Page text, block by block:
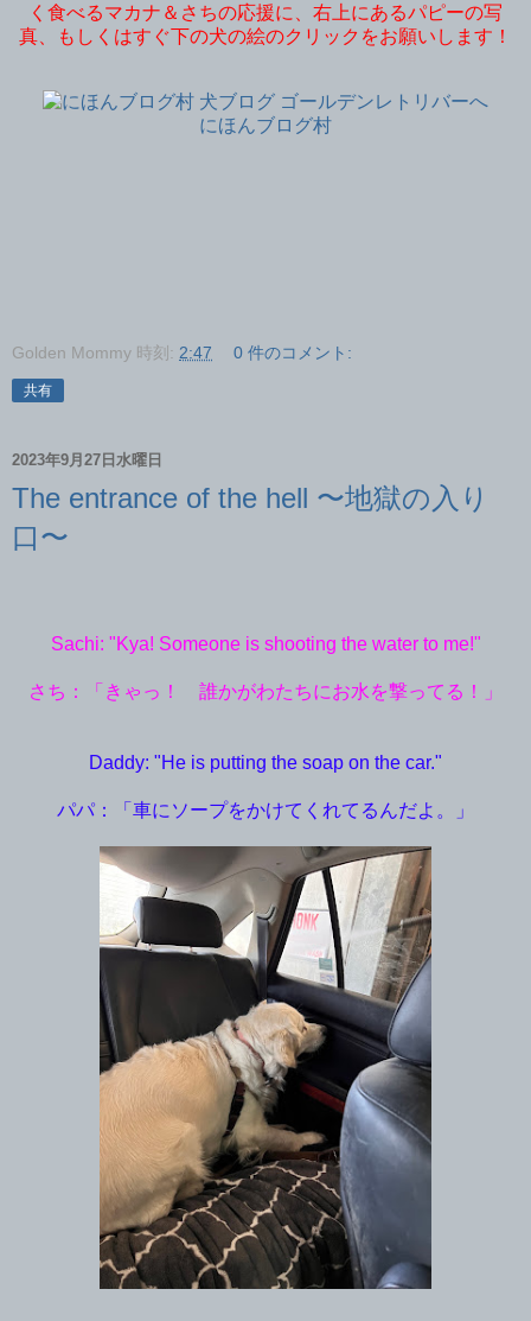
く食べるマカナ＆さちの応援に、右上にあるパピーの写
真、もしくはすぐ下の犬の絵のクリックをお願いします！
にほんブログ村
Golden Mommy 時刻: 2:47 0 件のコメント:
共有
2023年9月27日水曜日
The entrance of the hell 〜地獄の入り
口〜
Sachi: "Kya! Someone is shooting the water to me!"
さち：「きゃっ！ 誰かがわたちにお水を撃ってる！」
Daddy: "He is putting the soap on the car."
パパ：「車にソープをかけてくれてるんだよ。」